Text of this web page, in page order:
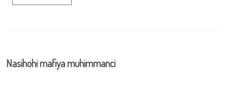
Nasihohi mafiya muhimmanci